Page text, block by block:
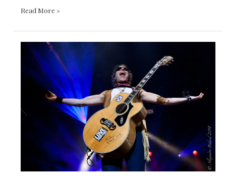
PBR
Montreal
en
Read More »